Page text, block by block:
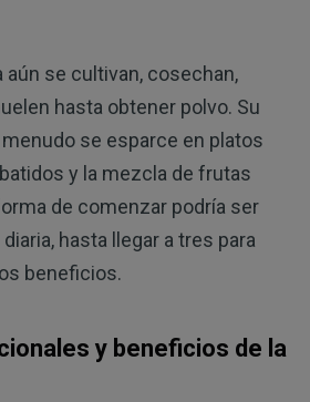
aún se cultivan, cosechan,
hasta obtener polvo. Su
se esparce en platos
y la mezcla de frutas
de comenzar podría ser
hasta llegar a tres para
beneficios.
y beneficios de la